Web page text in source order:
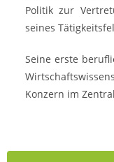
Politik zur
seines
Seine erste
Konzern im